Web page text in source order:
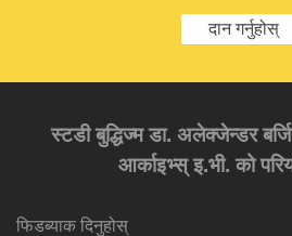
दान गर्नुहोस्
स्टडी बुद्धिज्म डा. अलेक्जेन्डर
आर्काइभ्स् इ.भी. को
फिडब्याक दिनुहोस्